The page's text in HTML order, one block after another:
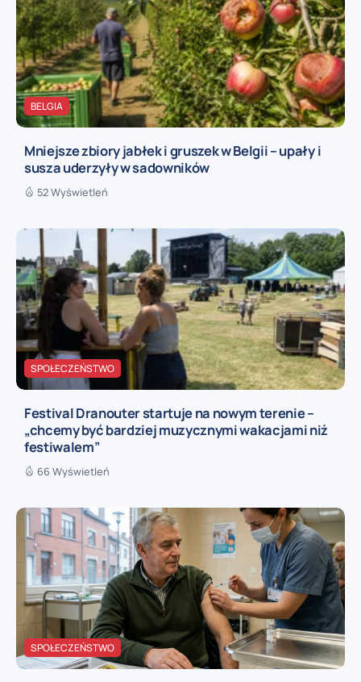
BELGIA
Mniejsze zbiory jabłek i gruszek w Belgii – upały i
susza uderzyły w sadowników
52 Wyświetleń
SPOŁECZEŃSTWO
Festival Dranouter startuje na nowym terenie –
„chcemy być bardziej muzycznymi wakacjami niż
festiwalem”
66 Wyświetleń
SPOŁECZEŃSTWO